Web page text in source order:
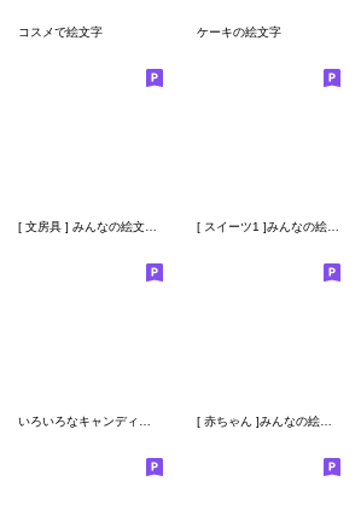
コスメで絵文字 ケーキの絵文字
[ スイーツ1 ]みんなの絵文字 基本セット
いろいろなキャンディーの絵文字 [ 赤ちゃん ]みんなの絵文字 基本セット